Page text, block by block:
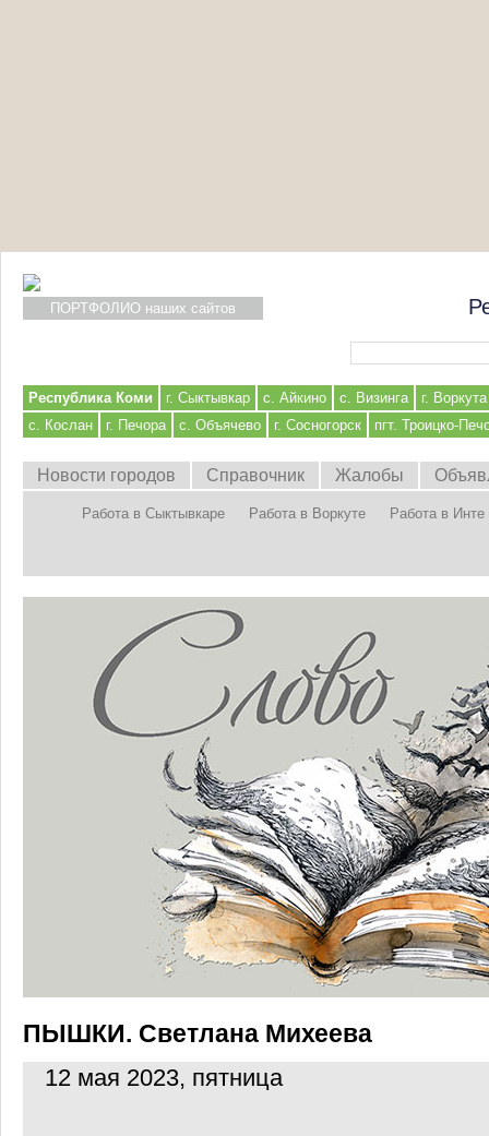
ПОРТФОЛИО наших сайтов
Республика Коми г. Сыктывкар с. Айкино с. Визинга
г. Воркута
с. Кослан
г. Печора с. Объячево г. Сосногорск пгт. Троицко-
Новости городов Справочник Жалобы
Работа в Сыктывкаре Работа в Воркуте Работа в Инте
ПЫШКИ. Светлана Михеева
12 мая 2023, пятница